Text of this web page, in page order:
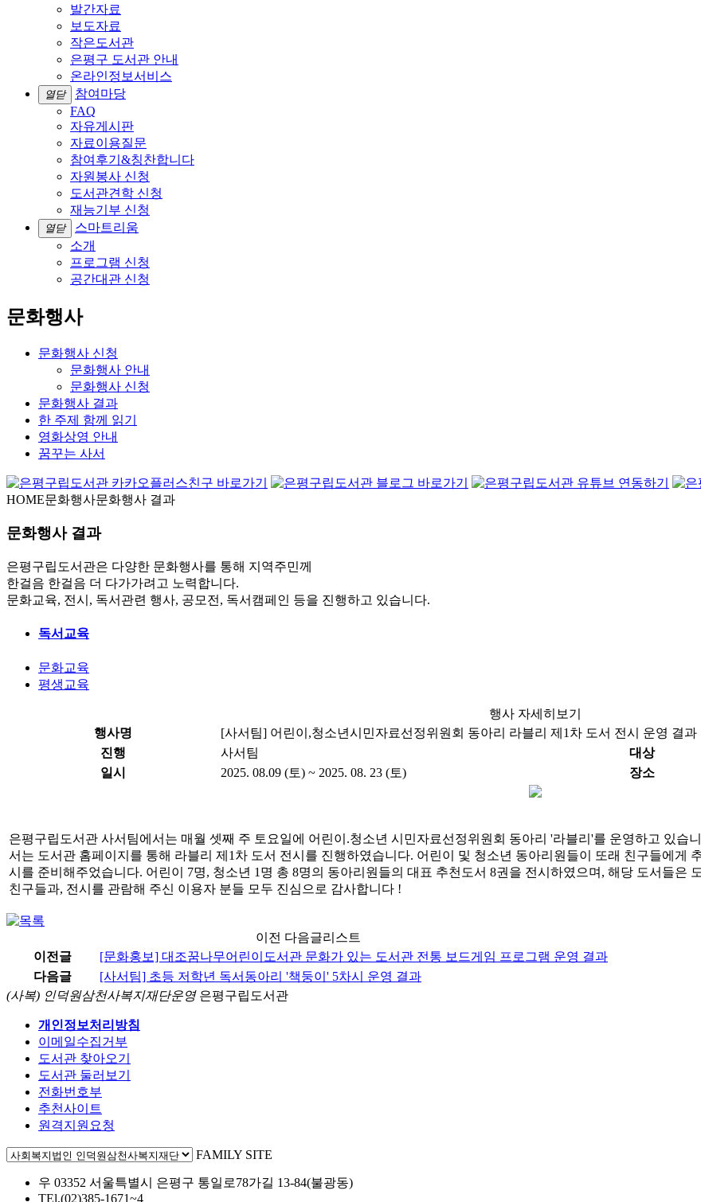
발간자료
보도자료
작은도서관
은평구 도서관 안내
온라인정보서비스
열닫
참여마당
FAQ
자유게시판
자료이용질문
참여후기&칭찬합니다
자원봉사 신청
도서관견학 신청
재능기부 신청
열닫
스마트리움
소개
프로그램 신청
공간대관 신청
문화행사
문화행사 신청
문화행사 안내
문화행사 신청
문화행사 결과
한 주제 함께 읽기
영화상영 안내
꿈꾸는 사서
HOME문화행사문화행사 결과
문화행사 결과
은평구립도서관은 다양한 문화행사를 통해 지역주민께
한걸음 한걸음 더 다가가려고 노력합니다.
문화교육, 전시, 독서관련 행사, 공모전, 독서캠페인 등을 진행하고 있습니다.
독서교육
문화교육
평생교육
행사 자세히보기
행사명
[사서팀] 어린이,청소년시민자료선정위원회 동아리 라블리 제1차 도서 전시 운영 결과
진행
사서팀 대상
일시
2025. 08.09 (토) ~ 2025. 08. 23 (토) 장소
은평구립도서관 사서팀에서는 매월 셋째 주 토요일에 어린이.청소년 시민자료선정위원회 동아리 '라블리'를 운영하고 있습
서는 도서관 홈페이지를 통해 라블리 제1차 도서 전시를 진행하였습니다. 어린이 및 청소년 동아리원들이 또래 친구들에게
시를 준비해주었습니다. 어린이 7명, 청소년 1명 총 8명의 동아리원들의 대표 추천도서 8권을 전시하였으며, 해당 도서들은
친구들과, 전시를 관람해 주신 이용자 분들 모두 진심으로 감사합니다 !
이전 다음글리스트
이전글
[문화홍보] 대조꿈나무어린이도서관 문화가 있는 도서관 전통 보드게임 프로그램 운영 결과
다음글
[사서팀] 초등 저학년 독서동아리 '책둥이' 5차시 운영 결과
(사복) 인덕원삼천사복지재단운영은평구립도서관
개인정보처리방침
이메일수집거부
도서관 찾아오기
도서관 둘러보기
전화번호부
추천사이트
원격지원요청
FAMILY SITE
우 03352 서울특별시 은평구 통일로78가길 13-84(불광동)
TEl.(02)385-1671~4